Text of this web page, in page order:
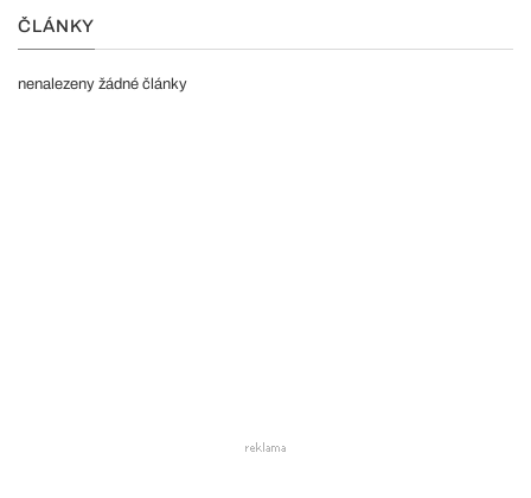
ČLÁNKY
nenalezeny žádné články